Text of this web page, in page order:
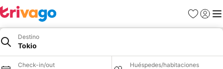
Favoritos
Iniciar
Destino
Tokio
Check-in/out Huéspedes/habitaciones